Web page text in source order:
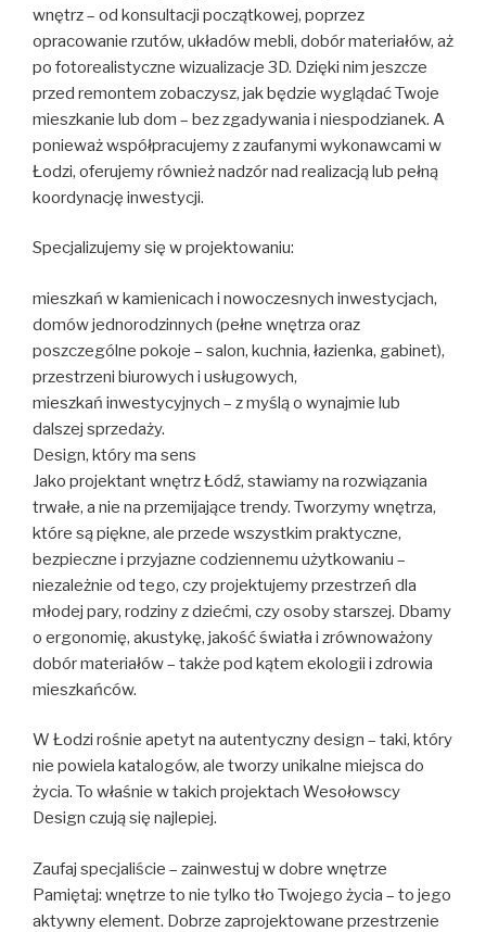
wnętrz – od konsultacji początkowej, poprzez
opracowanie rzutów, układów mebli, dobór materiałów, aż
po fotorealistyczne wizualizacje 3D. Dzięki nim jeszcze
przed remontem zobaczysz, jak będzie wyglądać Twoje
mieszkanie lub dom – bez zgadywania i niespodzianek. A
ponieważ współpracujemy z zaufanymi wykonawcami w
Łodzi, oferujemy również nadzór nad realizacją lub pełną
koordynację inwestycji.
Specjalizujemy się w projektowaniu:
mieszkań w kamienicach i nowoczesnych inwestycjach,
domów jednorodzinnych (pełne wnętrza oraz
poszczególne pokoje – salon, kuchnia, łazienka, gabinet),
przestrzeni biurowych i usługowych,
mieszkań inwestycyjnych – z myślą o wynajmie lub
dalszej sprzedaży.
Design, który ma sens
Jako projektant wnętrz Łódź, stawiamy na rozwiązania
trwałe, a nie na przemijające trendy. Tworzymy wnętrza,
które są piękne, ale przede wszystkim praktyczne,
bezpieczne i przyjazne codziennemu użytkowaniu –
niezależnie od tego, czy projektujemy przestrzeń dla
młodej pary, rodziny z dziećmi, czy osoby starszej. Dbamy
o ergonomię, akustykę, jakość światła i zrównoważony
dobór materiałów – także pod kątem ekologii i zdrowia
mieszkańców.
W Łodzi rośnie apetyt na autentyczny design – taki, który
nie powiela katalogów, ale tworzy unikalne miejsca do
życia. To właśnie w takich projektach Wesołowscy
Design czują się najlepiej.
Zaufaj specjaliście – zainwestuj w dobre wnętrze
Pamiętaj: wnętrze to nie tylko tło Twojego życia – to jego
aktywny element. Dobrze zaprojektowane przestrzenie